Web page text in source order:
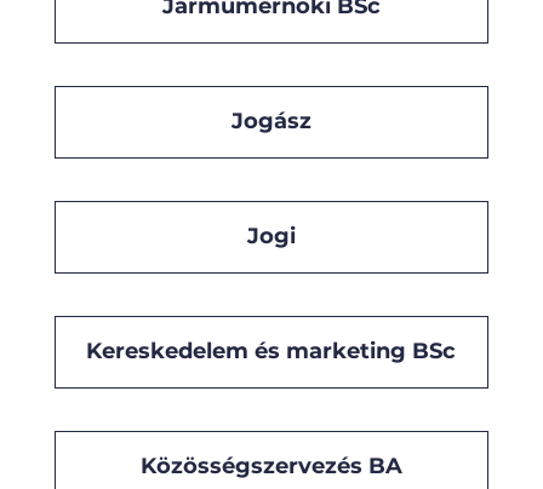
Járműmérnöki BSc
Jogász
Jogi
Kereskedelem és marketing BSc
Közösségszervezés BA